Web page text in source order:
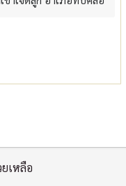
เหลือ